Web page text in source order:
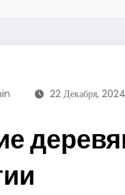
22 Декабря, 2024